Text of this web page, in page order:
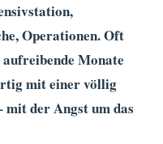
Operationen. Oft
Monate
mit einer völlig
mit der Angst um das